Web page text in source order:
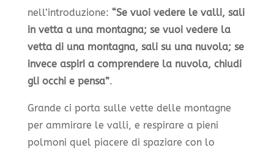
nell’introduzione: “Se vuoi vedere le valli, sali
in vetta a una montagna; se vuoi vedere la
vetta di una montagna, sali su una nuvola; se
invece aspiri a comprendere la nuvola, chiudi
gli occhi e pensa”.
Grande ci porta sulle vette delle montagne
per ammirare le valli, e respirare a pieni
polmoni quel piacere di spaziare con lo